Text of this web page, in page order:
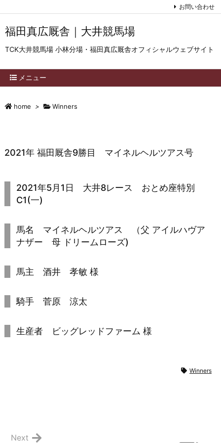
福田真広厩舎｜大井競馬場
TCK大井競馬場 小林分場・福田真広厩舎オフィシャルウェブサイト
メニュー
お問い合わせ
home > Winners
2021年 福田厩舎9勝目 マイネルヘルツアス号
2021年5月1日 大井8レース おとめ座特別
C1(一)
馬名 マイネルヘルツアス （父 アイルハヴア
ナザー 母 ドリームローズ)
馬主 酒井 孝敏 様
騎手 菅原 涼太
生産者 ビッグレッドファーム 様
Winners
Next